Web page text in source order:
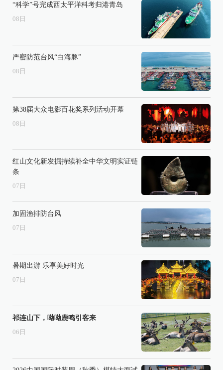
“科学”号完成西太平洋科考归港青岛
08 日
严密防范台风“白海豚”
08 日
第38届大众电影百花奖系列活动开幕
08 日
红山文化新发掘持续补全中华文明实证链
条
07 日
加固渔排防台风
07 日
暑期出游 乐享美好时光
07 日
祁连山下，呦呦鹿鸣引客来
06 日